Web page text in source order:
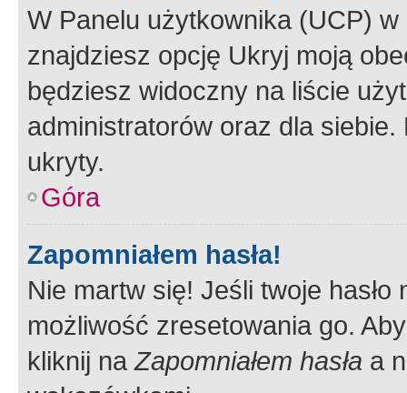
W Panelu użytkownika (UCP) w
znajdziesz opcję Ukryj moją
będziesz widoczny na liście
administratorów oraz dla
ukryty.
Góra
Zapomniałem hasła!
Nie martw się! Jeśli twoje
możliwość zresetowania go.
kliknij naZapomniałem hasła a